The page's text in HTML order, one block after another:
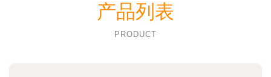
产品列表
PRODUCT